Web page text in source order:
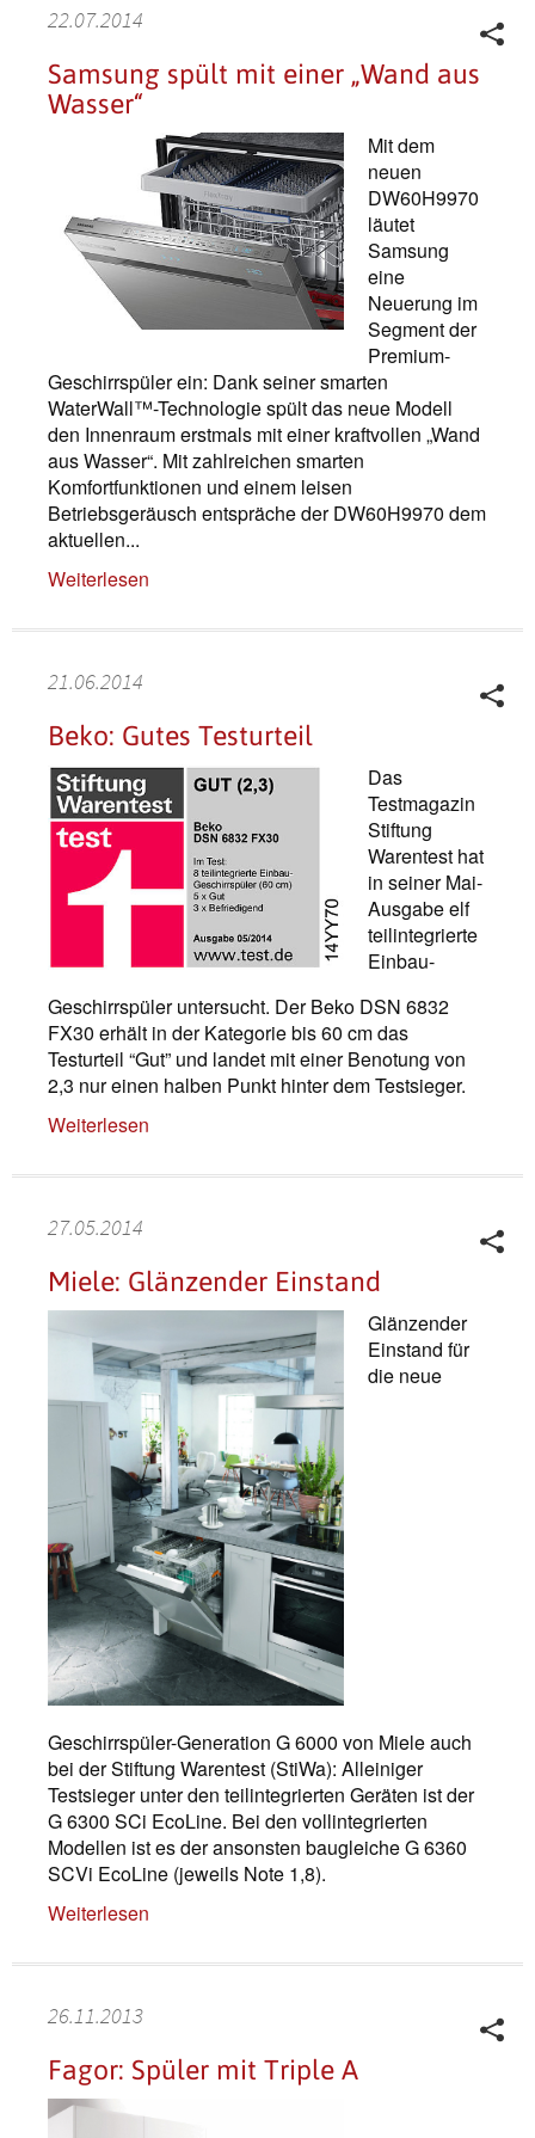
22.07.2014
Samsung spült mit einer „Wand aus
Wasser“
Mit dem
neuen
DW60H9970
läutet
Samsung
eine
Neuerung im
Segment der
Premium-
Geschirrspüler ein: Dank seiner smarten
WaterWall™-Technologie spült das neue Modell
den Innenraum erstmals mit einer kraftvollen „Wand
aus Wasser“. Mit zahlreichen smarten
Komfortfunktionen und einem leisen
Betriebsgeräusch entspräche der DW60H9970 dem
aktuellen...
Weiterlesen
21.06.2014
Beko: Gutes Testurteil
Das
Testmagazin
Stiftung
Warentest hat
in seiner Mai-
Ausgabe elf
teilintegrierte
Einbau-
Geschirrspüler untersucht. Der Beko DSN 6832
FX30 erhält in der Kategorie bis 60 cm das
Testurteil “Gut” und landet mit einer Benotung von
2,3 nur einen halben Punkt hinter dem Testsieger.
Weiterlesen
27.05.2014
Miele: Glänzender Einstand
Glänzender
Einstand für
die neue
Geschirrspüler-Generation G 6000 von Miele auch
bei der Stiftung Warentest (StiWa): Alleiniger
Testsieger unter den teilintegrierten Geräten ist der
G 6300 SCi EcoLine. Bei den vollintegrierten
Modellen ist es der ansonsten baugleiche G 6360
SCVi EcoLine (jeweils Note 1,8).
Weiterlesen
26.11.2013
Fagor: Spüler mit Triple A